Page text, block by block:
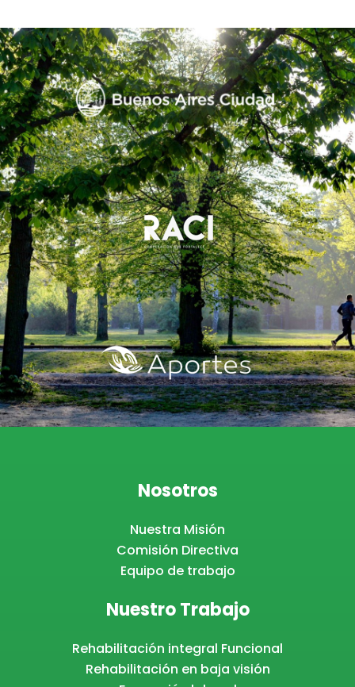
Nosotros
Nuestra Misión
Comisión Directiva
Equipo de trabajo
Nuestro Trabajo
Rehabilitación integral Funcional
Rehabilitación en baja visión